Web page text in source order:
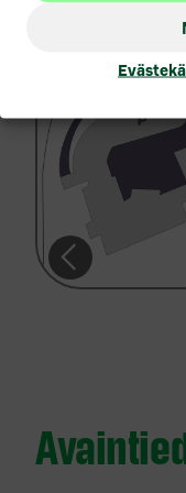
Vuokrattavat
Vuokrattavat
Vuokrattavat
Vuokrattavat
Vuokrattavat
S-Pankki
kehittämisen